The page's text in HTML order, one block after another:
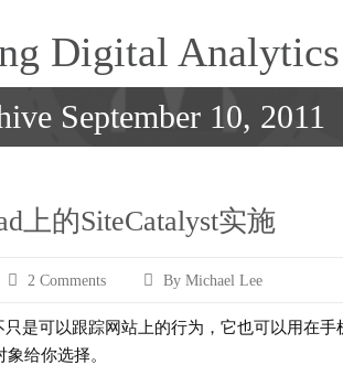
Digital Analytics
September 10, 2011
上的SiteCatalyst实施
2 Commentson
试
By Michael Lee
只是可以跟踪网站上的行为，它也可以用在
给你选择。